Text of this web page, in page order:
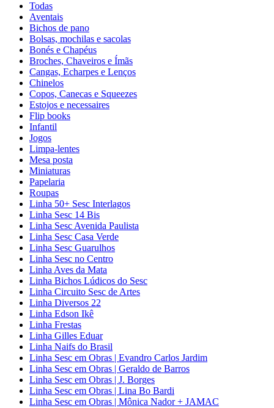
Todas
Aventais
Bichos de pano
Bolsas, mochilas e sacolas
Bonés e Chapéus
Broches, Chaveiros e Ímãs
Cangas, Echarpes e Lenços
Chinelos
Copos, Canecas e Squeezes
Estojos e necessaires
Flip books
Infantil
Jogos
Limpa-lentes
Mesa posta
Miniaturas
Papelaria
Roupas
Linha 50+ Sesc Interlagos
Linha Sesc 14 Bis
Linha Sesc Avenida Paulista
Linha Sesc Casa Verde
Linha Sesc Guarulhos
Linha Sesc no Centro
Linha Aves da Mata
Linha Bichos Lúdicos do Sesc
Linha Circuito Sesc de Artes
Linha Diversos 22
Linha Edson Ikê
Linha Frestas
Linha Gilles Eduar
Linha Naifs do Brasil
Linha Sesc em Obras | Evandro Carlos Jardim
Linha Sesc em Obras | Geraldo de Barros
Linha Sesc em Obras | J. Borges
Linha Sesc em Obras | Lina Bo Bardi
Linha Sesc em Obras | Mônica Nador + JAMAC